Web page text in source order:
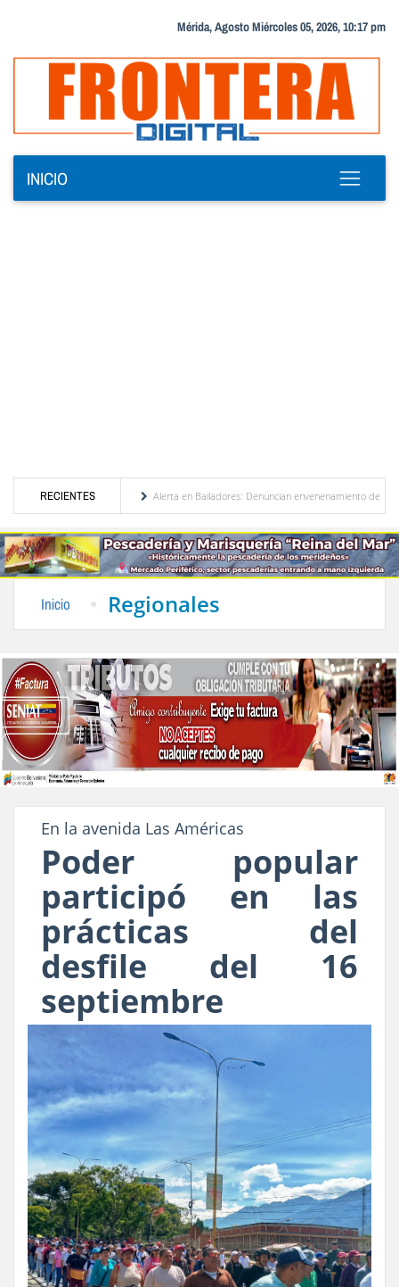
Mérida, Agosto Miércoles 05, 2026, 10:17 pm
INICIO
RECIENTES
de Venezuela
Alerta en Bailadores: Denuncian envenenamiento de siete
Inicio Regionales
En la avenida Las Américas
Poder popular
participó en las
prácticas del
desfile del 16
septiembre